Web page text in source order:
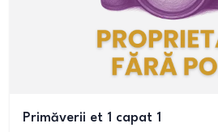
Primăverii et 1 capat 1